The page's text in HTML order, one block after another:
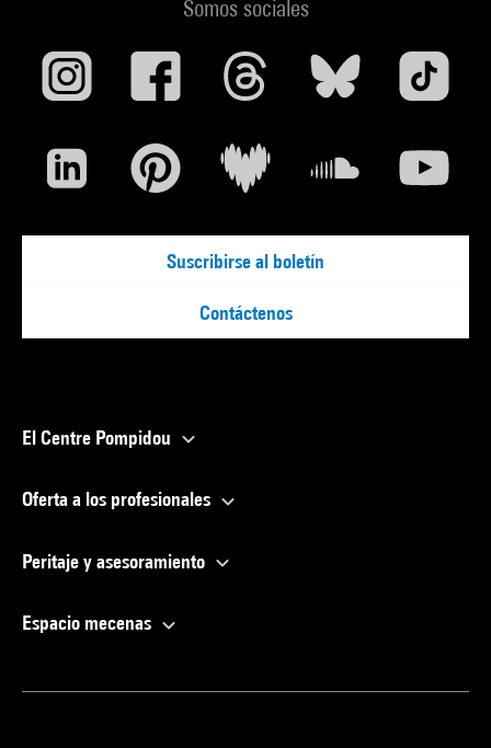
Somos sociales
Suscribirse al boletín
Contáctenos
El Centre Pompidou
Oferta a los profesionales
Peritaje y asesoramiento
Espacio mecenas